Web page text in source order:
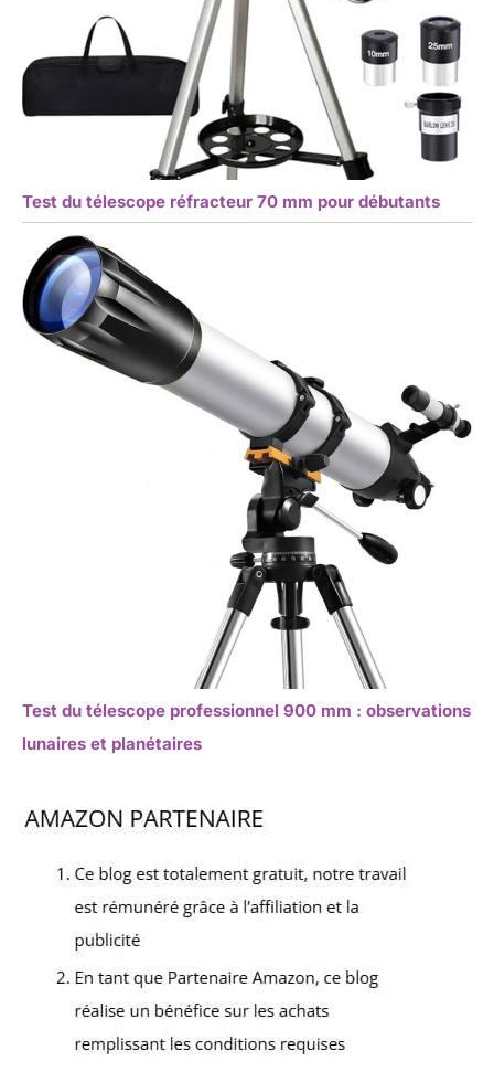
Test du télescope réfracteur 70 mm pour débutants
Test du télescope professionnel 900 mm : observations
lunaires et planétaires